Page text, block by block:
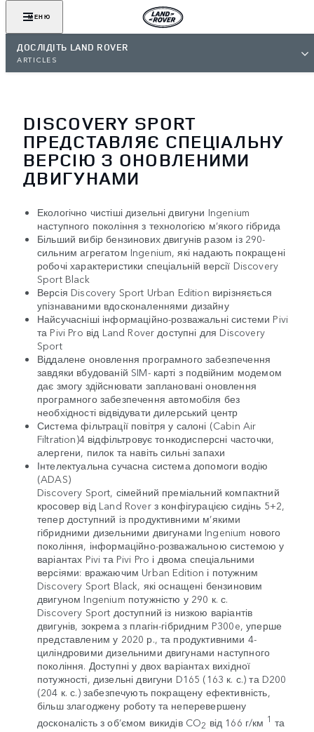
МЕНЮ
ДОСЛІДІТЬ LAND ROVER
ARTICLES
DISCOVERY SPORT
ПРЕДСТАВЛЯЄ СПЕЦІАЛЬНУ
ВЕРСІЮ З ОНОВЛЕНИМИ
ДВИГУНАМИ
Екологічно чистіші дизельні двигуни Ingenium
наступного покоління з технологією м’якого гібрида
Більший вибір бензинових двигунів разом із 290-
сильним агрегатом Ingenium, які надають покращені
робочі характеристики спеціальній версії Discovery
Sport Black
Версія Discovery Sport Urban Edition вирізняється
упізнаваними вдосконаленнями дизайну
Найсучасніші інформаційно-розважальні системи Pivi
та Pivi Pro від Land Rover доступні для Discovery
Sport
Віддалене оновлення програмного забезпечення
завдяки вбудованій SIM- карті з подвійним модемом
дає змогу здійснювати заплановані оновлення
програмного забезпечення автомобіля без
необхідності відвідувати дилерський центр
Система фільтрації повітря у салоні (Cabin Air
Filtration)4 відфільтровує тонкодисперсні часточки,
алергени, пилок та навіть сильні запахи
Інтелектуальна сучасна система допомоги водію
(ADAS)
Discovery Sport, сімейний преміальний компактний
кросовер від Land Rover з конфігурацією сидінь 5+2,
тепер доступний із продуктивними м’якими
гібридними дизельними двигунами Ingenium нового
покоління, інформаційно-розважальною системою у
варіантах Pivi та Pivi Pro і двома спеціальними
версіями: вражаючим Urban Edition і потужним
Discovery Sport Black, які оснащені бензиновим
двигуном Ingenium потужністю у 290 к. с.
Discovery Sport доступний із низкою варіантів
двигунів, зокрема з плагін-гібридним P300e, уперше
представленим у 2020 р., та продуктивними 4-
циліндровими дизельними двигунами наступного
покоління. Доступні у двох варіантах вихідної
потужності, дизельні двигуни D165 (163 к. с.) та D200
(204 к. с.) забезпечують покращену ефективність,
більш злагоджену роботу та неперевершену
досконалість з об’ємом викидів CO2 від 166 г/км 1 та